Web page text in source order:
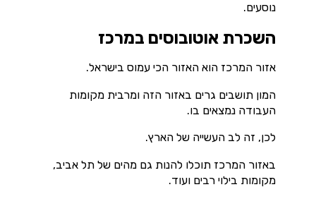
נוסעים.
השכרת אוטובוסים במרכז
אזור המרכז הוא האזור הכי עמוס בישראל.
המון תושבים גרים באזור הזה ומרבית מקומות
העבודה נמצאים בו.
לכן, זה לב העשייה של הארץ.
באזור המרכז תוכלו להנות גם מהים של תל אביב,
מקומות בילוי רבים ועוד.